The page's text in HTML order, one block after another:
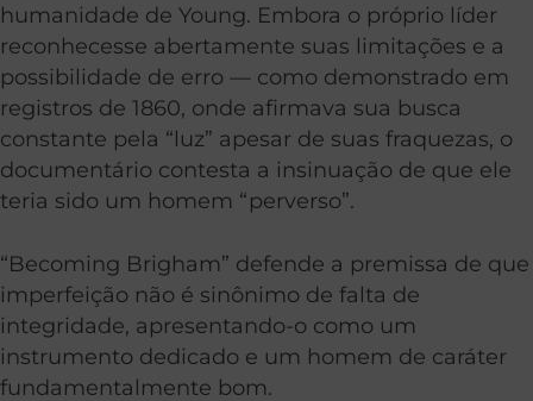
humanidade de Young. Embora o próprio líder
reconhecesse abertamente suas limitações e a
possibilidade de erro — como demonstrado em
registros de 1860, onde afirmava sua busca
constante pela “luz” apesar de suas fraquezas, o
documentário contesta a insinuação de que ele
teria sido um homem “perverso”.
“Becoming Brigham” defende a premissa de que
imperfeição não é sinônimo de falta de
integridade, apresentando-o como um
instrumento dedicado e um homem de caráter
fundamentalmente bom.